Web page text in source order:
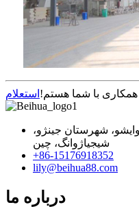
همکاری با شما هستم! استعلام
شهرستان جینژو،
شیجیاژوانگ، چین
+86-15176918352
lily@beihua88.com
درباره ما